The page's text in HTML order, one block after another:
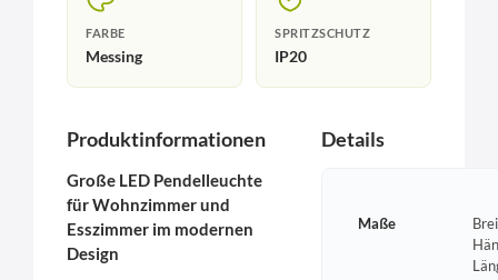
FARBE
Messing
SPRITZSCHUTZ
IP20
Produktinformationen
Große LED Pendelleuchte
für Wohnzimmer und
Esszimmer im modernen
Design
Details
Maße